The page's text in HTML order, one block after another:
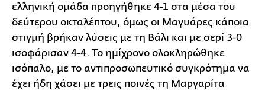
ελληνική ομάδα προηγήθηκε 4-1 στα μέσα του
δεύτερου οκταλέπτου, όμως οι Μαγυάρες κάποια
στιγμή βρήκαν λύσεις με τη Βάλι και με σερί 3-0
ισοφάρισαν 4-4. Το ημίχρονο ολοκληρώθηκε
ισόπαλο, με το αντιπροσωπευτικό συγκρότημα να
έχει ήδη χάσει με τρεις ποινές τη Μαργαρίτα